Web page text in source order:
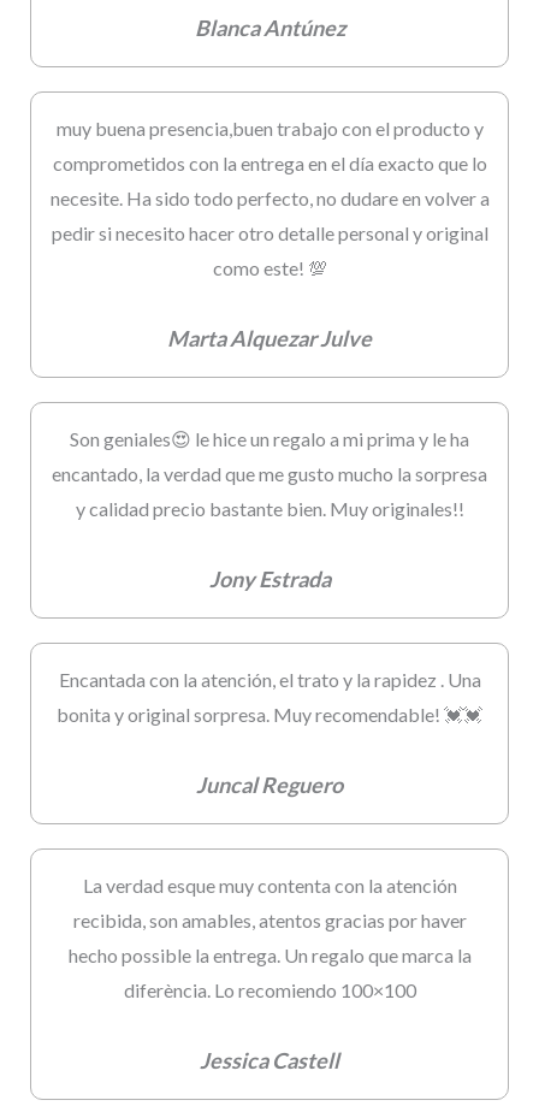
Blanca Antúnez
muy buena presencia,buen trabajo con el producto y
comprometidos con la entrega en el día exacto que lo
necesite. Ha sido todo perfecto, no dudare en volver a
pedir si necesito hacer otro detalle personal y original
como este! 💯
Marta Alquezar Julve
Son geniales😍 le hice un regalo a mi prima y le ha
encantado, la verdad que me gusto mucho la sorpresa
y calidad precio bastante bien. Muy originales!!
Jony Estrada
Encantada con la atención, el trato y la rapidez . Una
bonita y original sorpresa. Muy recomendable! 💓💓
Juncal Reguero
La verdad esque muy contenta con la atención
recibida, son amables, atentos gracias por haver
hecho possible la entrega. Un regalo que marca la
diferència. Lo recomiendo 100×100
Jessica Castell